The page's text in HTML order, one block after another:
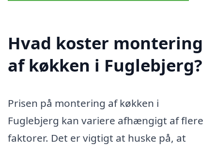
Hvad koster montering
af køkken i Fuglebjerg?
Prisen på montering af køkken i
Fuglebjerg kan variere afhængigt af flere
faktorer. Det er vigtigt at huske på, at